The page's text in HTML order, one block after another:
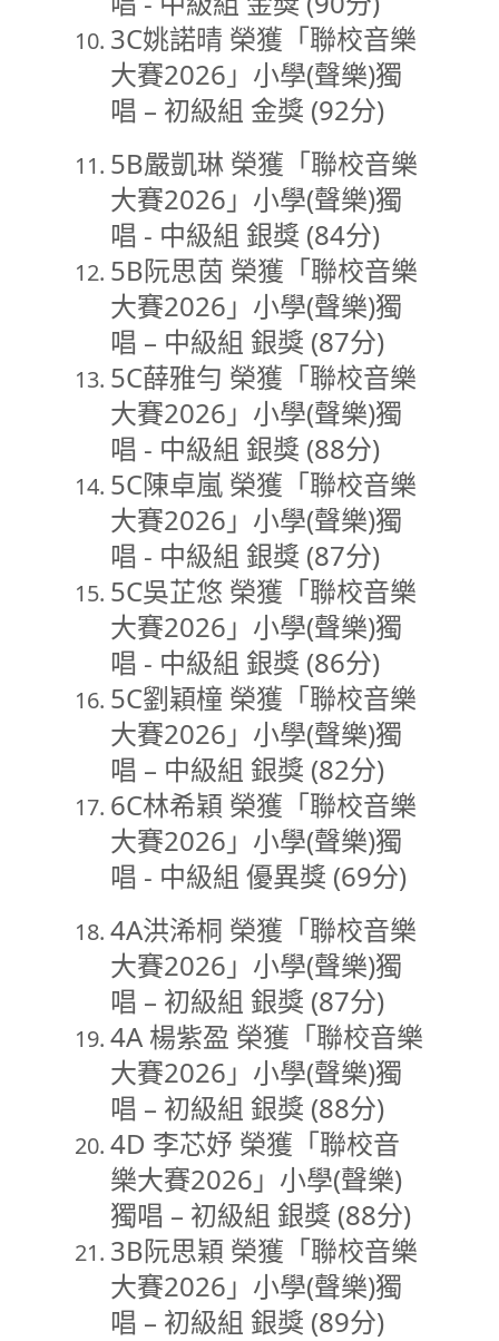
3C姚諾晴 榮獲「聯校音樂
大賽2026」小學(聲樂)獨
唱 – 初級組 金獎 (92分)
5B嚴凱琳 榮獲「聯校音樂
大賽2026」小學(聲樂)獨
唱 - 中級組 銀獎 (84分)
5B阮思茵 榮獲「聯校音樂
大賽2026」小學(聲樂)獨
唱 – 中級組 銀獎 (87分)
5C薛雅勻 榮獲「聯校音樂
大賽2026」小學(聲樂)獨
唱 - 中級組 銀獎 (88分)
5C陳卓嵐 榮獲「聯校音樂
大賽2026」小學(聲樂)獨
唱 - 中級組 銀獎 (87分)
5C吳芷悠 榮獲「聯校音樂
大賽2026」小學(聲樂)獨
唱 - 中級組 銀獎 (86分)
5C劉穎橦 榮獲「聯校音樂
大賽2026」小學(聲樂)獨
唱 – 中級組 銀獎 (82分)
6C林希穎 榮獲「聯校音樂
大賽2026」小學(聲樂)獨
唱 - 中級組 優異獎 (69分)
4A洪浠桐 榮獲「聯校音樂
大賽2026」小學(聲樂)獨
唱 – 初級組 銀獎 (87分)
4A 楊紫盈 榮獲「聯校音樂
大賽2026」小學(聲樂)獨
唱 – 初級組 銀獎 (88分)
4D 李芯妤 榮獲「聯校音
樂大賽2026」小學(聲樂)
獨唱 – 初級組 銀獎 (88分)
3B阮思穎 榮獲「聯校音樂
大賽2026」小學(聲樂)獨
唱 – 初級組 銀獎 (89分)